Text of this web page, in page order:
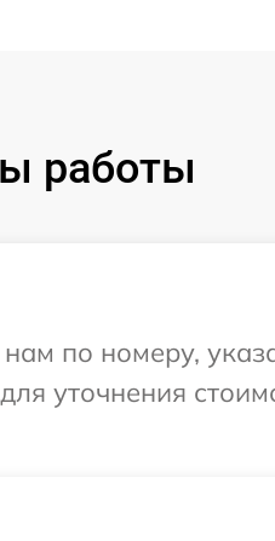
работы
по номеру,
уточнения